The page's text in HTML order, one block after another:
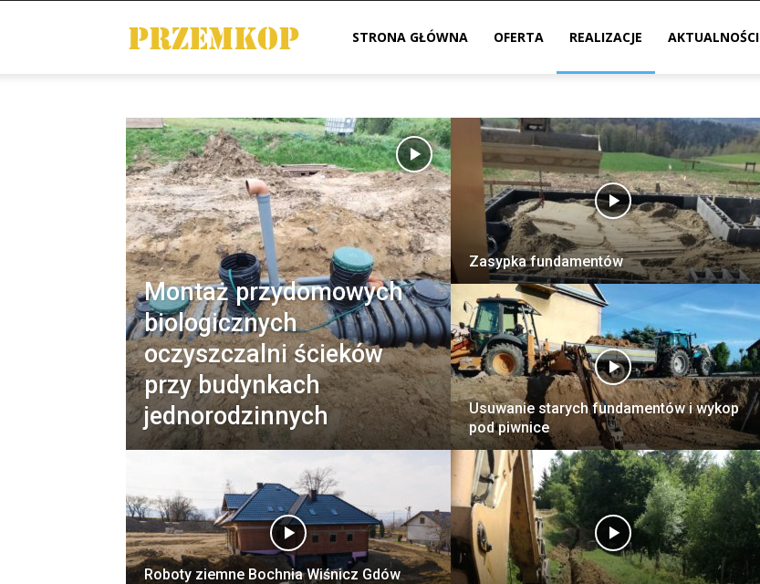
PrzemkopSTRONA GŁÓWNA OFERTA REALIZACJE AKTUALNOŚCI
Montaż przydomowych
biologicznych
oczyszczalni ścieków
przy budynkach
jednorodzinnych
Roboty ziemne Bochnia Wiśnicz Gdów
Zasypka fundamentów
Usuwanie starych fundamentów i wykop
pod piwnice